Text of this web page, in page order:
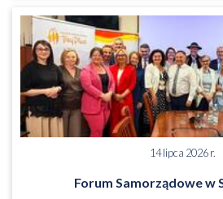
14 lipca 2026 r.
Forum Samorządowe w